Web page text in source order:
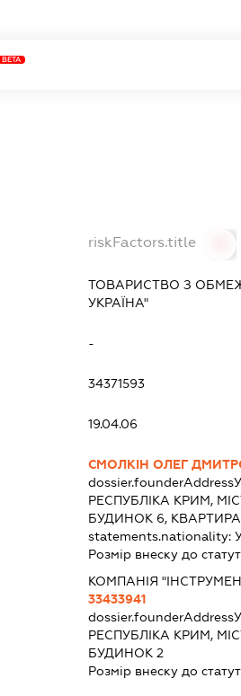
BETA
riskFactors.title
ТОВАРИСТВО З
УКРАЇНА"
-
34371593
19.04.06
СМОЛКІН ОЛЕГ
dossier.founderAddress
РЕСПУБЛІКА КРИМ,
БУДИНОК 6, КВАРТИРА
statements.nationality:
Розмір внеску до
КОМПАНІЯ
33433941
dossier.founderAddress
РЕСПУБЛІКА КРИМ,
БУДИНОК 2
Розмір внеску до